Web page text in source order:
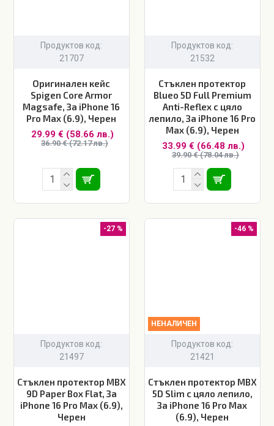
Продуктов код:
21707
Оригинален кейс
Spigen Core Armor
Magsafe, За iPhone 16
Pro Max (6.9), Черен
29.99 € (58.66 лв.)
36.90 € (72.17 лв.)
Продуктов код:
21532
Стъклен протектор
Blueo 5D Full Premium
Anti-Reflex с цяло
лепило, За iPhone 16 Pro
Max (6.9), Черен
33.99 € (66.48 лв.)
39.90 € (78.04 лв.)
-27 %
Продуктов код:
21497
Стъклен протектор MBX
9D Paper Box Flat, За
iPhone 16 Pro Max (6.9),
Черен
-46 %
НЕНАЛИЧЕН
Продуктов код:
21421
Стъклен протектор MBX
5D Slim с цяло лепило,
За iPhone 16 Pro Max
(6.9), Черен